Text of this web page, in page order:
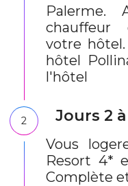
Palerme.
votre
hôtel
l'hôtel
2 Jours 2
Vous
Resort 4*
Complète